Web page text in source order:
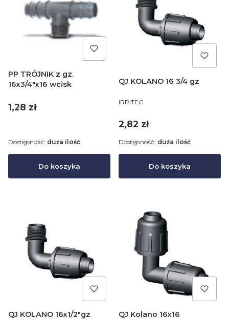
PP TRÓJNIK z gz.
16x3/4"x16 wcisk
Cena
1,28 zł
Do koszyka
Dostępność: duża ilość
QJ KOLANO 16 3/4 gz
PRODUCENT
IRRITEC
Cena
2,82 zł
Do koszyka
Dostępność: duża ilość
QJ KOLANO 16x1/2"gz QJ Kolano 16x16